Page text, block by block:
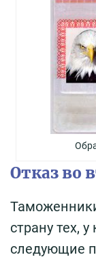
Отказ во
страну тех,
следующие